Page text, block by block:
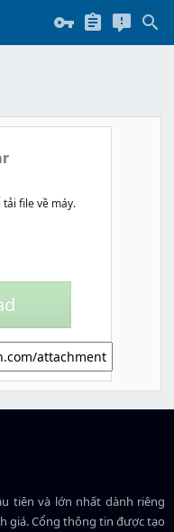
tải file về máy.
tiên và lớn nhất dành riêng
giá. Cổng thông tin được tạo